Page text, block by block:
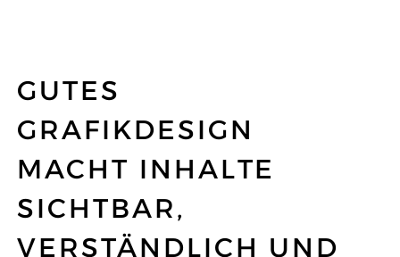
GUTES
GRAFIKDESIGN
MACHT INHALTE
SICHTBAR,
VERSTÄNDLICH UND